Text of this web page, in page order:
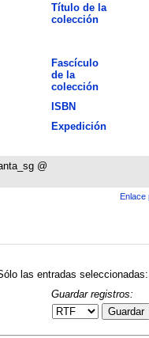
Título de la
colección
Fascículo
de la
colección
ISBN
Expedición
@
Enlace
las entradas seleccionadas:
Guardar registros:
Guardar